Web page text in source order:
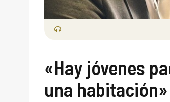
«Hay jóvenes
una habitación»